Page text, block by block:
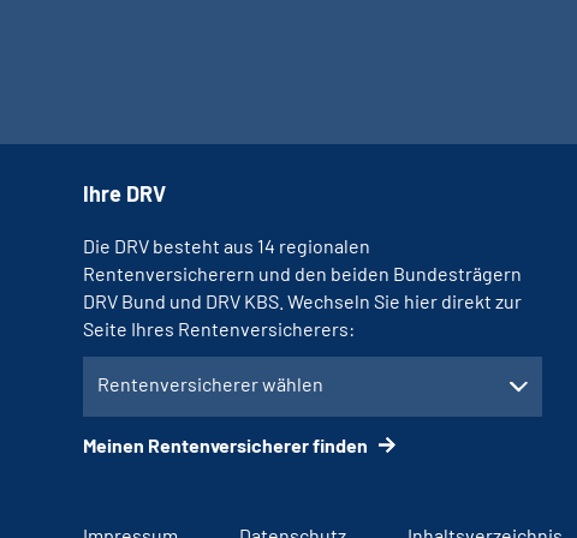
Ihre DRV
Die DRV besteht aus 14 regionalen
Rentenversicherern und den beiden Bundesträgern
DRV Bund und DRV KBS. Wechseln Sie hier direkt zur
Seite Ihres Rentenversicherers:
Rentenversicherer wählen
Meinen Rentenversicherer finden